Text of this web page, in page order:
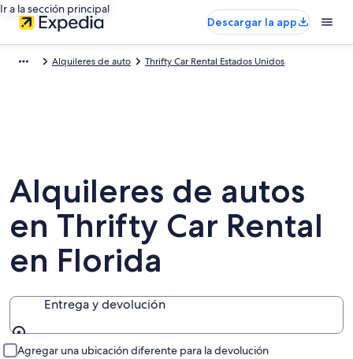
Ir a la sección principal
Descargar la app
Alquileres de auto Thrifty Car Rental Estados Unidos
Alquileres de autos
en Thrifty Car Rental
en Florida
Entrega y devolución
Agregar una ubicación diferente para la devolución